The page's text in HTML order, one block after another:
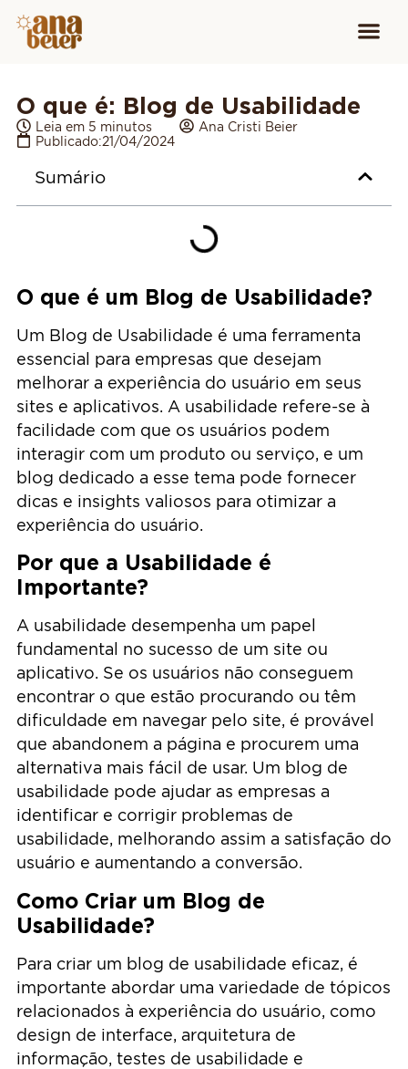
O que é: Blog de Usabilidade
Leia em 5 minutos
Ana Cristi Beier
Publicado:21/04/2024
Sumário
O que é um Blog de Usabilidade?
Um Blog de Usabilidade é uma ferramenta
essencial para empresas que desejam
melhorar a experiência do usuário em seus
sites e aplicativos. A usabilidade refere-se à
facilidade com que os usuários podem
interagir com um produto ou serviço, e um
blog dedicado a esse tema pode fornecer
dicas e insights valiosos para otimizar a
experiência do usuário.
Por que a Usabilidade é
Importante?
A usabilidade desempenha um papel
fundamental no sucesso de um site ou
aplicativo. Se os usuários não conseguem
encontrar o que estão procurando ou têm
dificuldade em navegar pelo site, é provável
que abandonem a página e procurem uma
alternativa mais fácil de usar. Um blog de
usabilidade pode ajudar as empresas a
identificar e corrigir problemas de
usabilidade, melhorando assim a satisfação do
usuário e aumentando a conversão.
Como Criar um Blog de
Usabilidade?
Para criar um blog de usabilidade eficaz, é
importante abordar uma variedade de tópicos
relacionados à experiência do usuário, como
design de interface, arquitetura de
informação, testes de usabilidade e